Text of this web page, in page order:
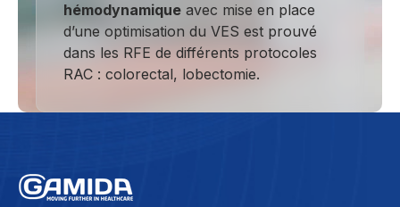
hémodynamique avec mise en place
d’une optimisation du VES est prouvé
dans les RFE de différents protocoles
RAC : colorectal, lobectomie.